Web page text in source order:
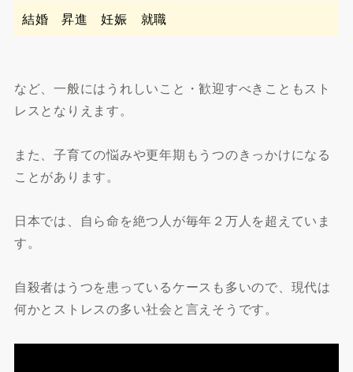
結婚 昇進 妊娠 就職
など、一般にはうれしいこと・歓迎すべきこともスト
レスとなりえます。
また、子育ての悩みや更年期もうつのきっかけになる
ことがあります。
日本では、自ら命を絶つ人が毎年２万人を超えていま
す。
自殺者はうつを患っているケースも多いので、現代は
何かとストレスの多い社会と言えそうです。